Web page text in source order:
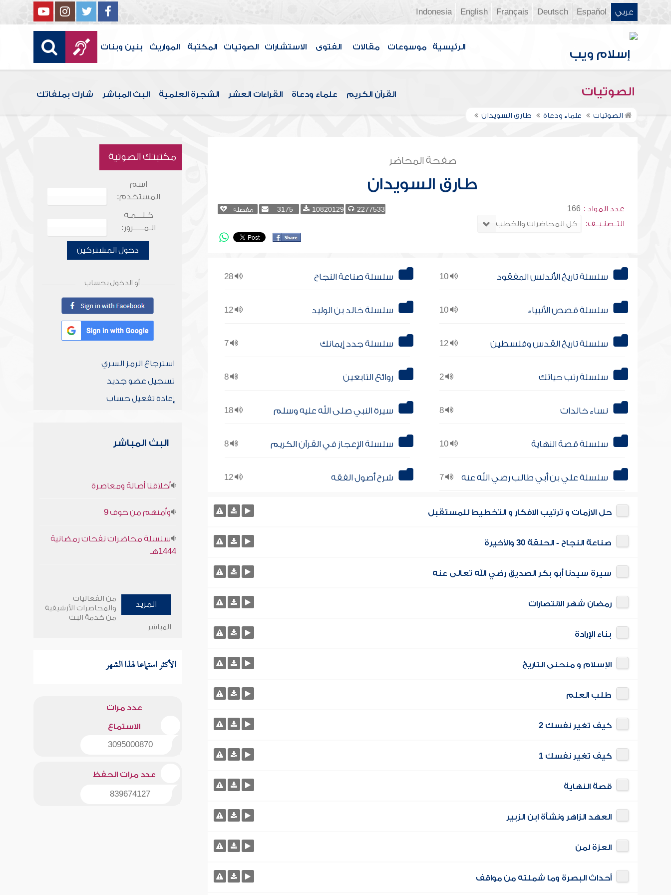
عربي Español
Deutsch
Français
English
Indonesia
الرئيسية موسوعات مقالات الفتوى الاستشارات الصوتيات المكتبة المواريث بنين وبنات
الصوتيات القرآن الكريم علماء ودعاة القراءات العشر الشجرة العلمية البث المباشر شارك بملفاتك
الصوتيات علماء ودعاة طارق السويدان
صفحة المحاضر
طارق السويدان
عدد المواد : 166
التــصنـيــف:
2277533
10820129
3175 مفضلة
10 سلسلة تاريخ الأندلس المفقود 28 سلسلة صناعة النجاح
10 سلسلة قصص الأنبياء 12 سلسلة خالد بن الوليد
12 سلسلة تاريخ القدس وفلسطين 7 سلسلة جدد إيمانك
2 سلسلة رتب حياتك 8 روائع التابعين
8 نساء خالدات 18 سيرة النبي صلى الله عليه وسلم
10 سلسلة قصة النهاية 8 سلسلة الإعجاز في القرآن الكريم
7 سلسلة علي بن أبي طالب رضي الله عنه 12 شرح أصول الفقه
حل الازمات و ترتيب الافكار و التخطيط للمستقبل
صناعة النجاح - الحلقة 30 والأخيرة
سيرة سيدنا أبو بكر الصديق رضي الله تعالى عنه
رمضان شهر الانتصارات
بناء الإرادة
الإسلام و منحنى التاريخ
طلب العلم
كيف تغير نفسك 2
كيف تغير نفسك 1
قصة النهاية
العهد الزاهر ونشأة ابن الزبير
العزة لمن
أحداث البصرة وما شملته من مواقف
مكتبتك الصوتية
اسم
المستخدم:
كـلـــمـة
الـمـــــرور:
دخول المشتركين
أو الدخول بحساب
استرجاع الرمز السري
تسجيل عضو جديد
إعادة تفعيل حساب
البث المباشر
أخلاقنا أصالة ومعاصرة
وأمنهم من خوف 9
سلسلة محاضرات نفحات رمضانية
1444هـ
المزيد
من الفعاليات
والمحاضرات الأرشيفية
من خدمة البث
المباشر
الأكثر استماعا لهذا الشهر
عدد مرات
الاستماع
3095000870
عدد مرات الحفظ
839674127